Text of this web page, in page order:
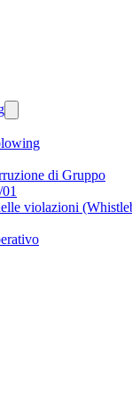
di Gruppo
violazioni